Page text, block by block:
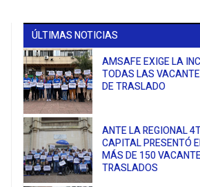
ÚLTIMAS NOTICIAS
AMSAFE EXIGE LA
TODAS LAS
DE TRASLADO
ANTE LA REGIONAL
CAPITAL PRESENTÓ
MÁS DE 150
TRASLADOS